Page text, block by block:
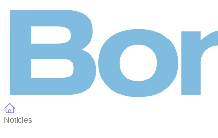
Notícies